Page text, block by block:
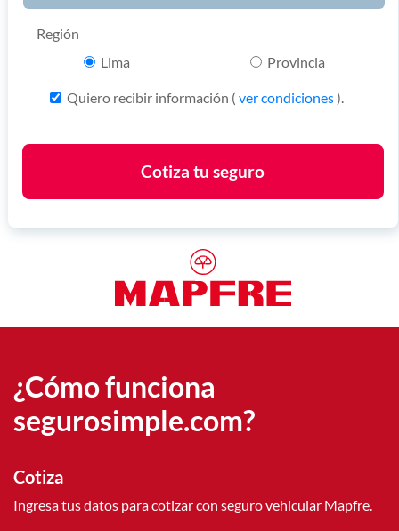
Región
Lima
Provincia
Quiero recibir información ( ver condiciones).
Cotiza tu seguro
¿Cómo funciona
segurosimple.com?
Cotiza​
Ingresa tus datos para cotizar con seguro vehicular Mapfre.